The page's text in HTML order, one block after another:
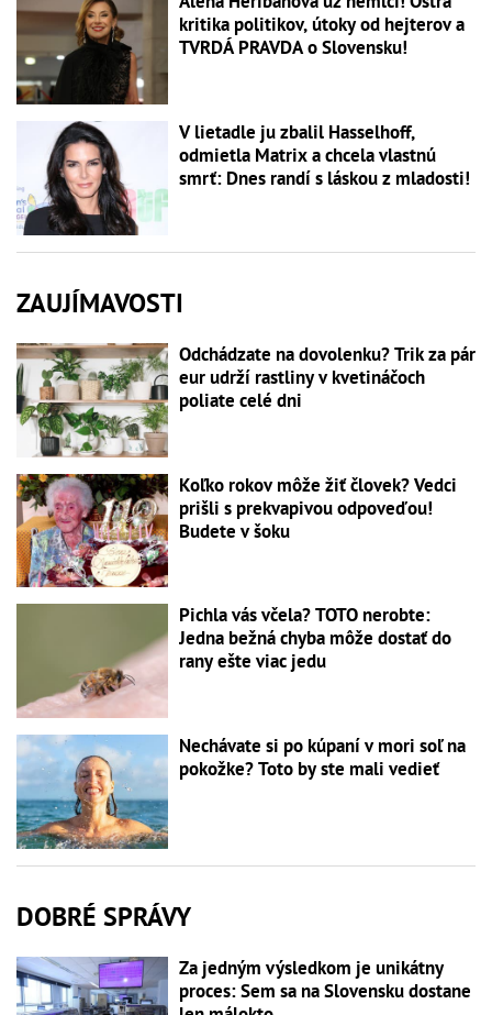
kritika politikov, útoky od hejterov a
TVRDÁ PRAVDA o Slovensku!
V lietadle ju zbalil Hasselhoff,
odmietla Matrix a chcela vlastnú
smrť: Dnes randí s láskou z mladosti!
ZAUJÍMAVOSTI
Odchádzate na dovolenku? Trik za pár
eur udrží rastliny v kvetináčoch
poliate celé dni
Koľko rokov môže žiť človek? Vedci
prišli s prekvapivou odpoveďou!
Budete v šoku
Pichla vás včela? TOTO nerobte:
Jedna bežná chyba môže dostať do
rany ešte viac jedu
Nechávate si po kúpaní v mori soľ na
pokožke? Toto by ste mali vedieť
DOBRÉ SPRÁVY
Za jedným výsledkom je unikátny
proces: Sem sa na Slovensku dostane